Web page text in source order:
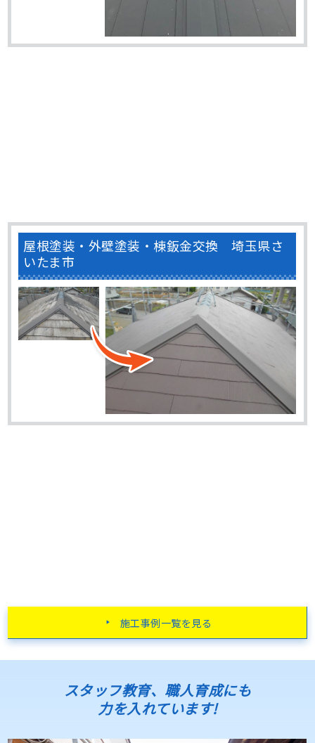
屋根塗装・外壁塗装・棟鈑金交換 埼玉県さ
いたま市
施工事例一覧を見る
スタッフ教育、職人育成にも
力を入れています!